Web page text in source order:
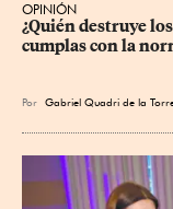
OPINIÓN
¿Quién destruye
cumplas con la
Por Gabriel Quadri de la